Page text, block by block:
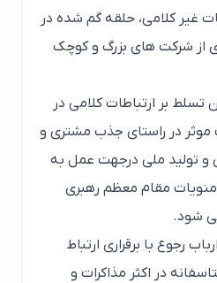
کلامی، حلقه گم شده در
های بزرگ و کوچک
بر ارتباطات کلامی در
در راستای جذب مشتری و
ملی درجهت عمل به
مقام معظم رهبری
با برقراری ارتباط
در اکثر مذاکرات و